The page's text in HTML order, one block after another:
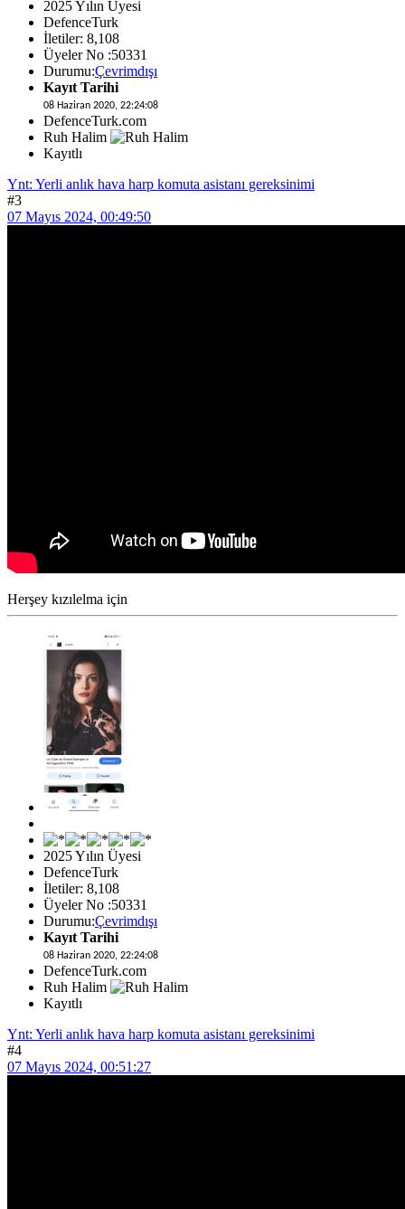
2025 Yılın Üyesi
DefenceTurk
İletiler: 8,108
Üyeler No :50331
Durumu:Çevrimdışı
Kayıt Tarihi
08 Haziran 2020, 22:24:08
DefenceTurk.com
Ruh Halim
Kayıtlı
Ynt: Yerli anlık hava harp komuta asistanı gereksinimi
#3
07 Mayıs 2024, 00:49:50
Herşey kızılelma için
2025 Yılın Üyesi
DefenceTurk
İletiler: 8,108
Üyeler No :50331
Durumu:Çevrimdışı
Kayıt Tarihi
08 Haziran 2020, 22:24:08
DefenceTurk.com
Ruh Halim
Kayıtlı
Ynt: Yerli anlık hava harp komuta asistanı gereksinimi
#4
07 Mayıs 2024, 00:51:27